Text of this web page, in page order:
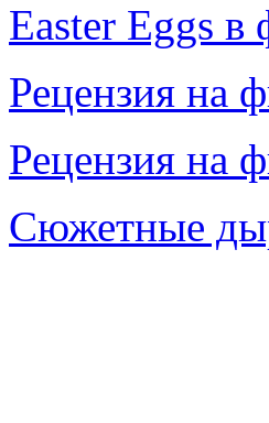
Easter Eggs
Рецензия на
Рецензия на
Сюжетные